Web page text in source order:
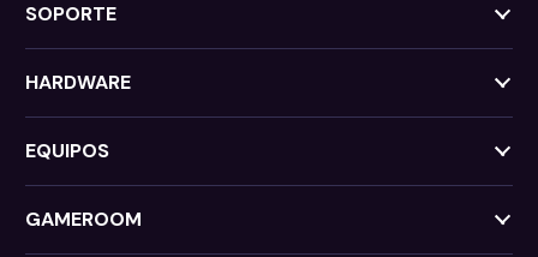
SOPORTE
HARDWARE
EQUIPOS
GAMEROOM